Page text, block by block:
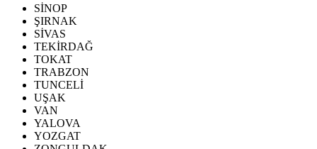
SİNOP
ŞIRNAK
SİVAS
TEKİRDAĞ
TOKAT
TRABZON
TUNCELİ
UŞAK
VAN
YALOVA
YOZGAT